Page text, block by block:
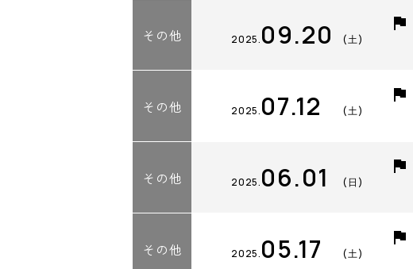
その他 2025.09.20 (土)
その他 2025.07.12 (土)
その他 2025.06.01 (日)
その他 2025.05.17 (土)